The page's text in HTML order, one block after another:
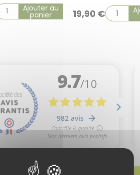
Ajouter au
panier 19,90 €